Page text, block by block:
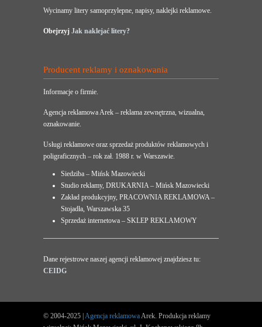
Wycinamy litery samoprzylepne, napisy, naklejki reklamowe.
Obejrzyj Jak naklejać litery?
Producent reklamy i oznakowania
Informacje o firmie.
Agencja reklamowa Arek – reklama zewnętrzna, wizualna,
oznakowanie.
Usługi reklamowe oraz sprzedaż produktów reklamowych i
poligraficznych – rok zał. 1988 r. w Warszawie.
Siedziba – Mińsk Mazowiecki
Studio reklamy, DRUKARNIA – Mińsk Mazowiecki
Zakład produkcyjny, PRACOWNIA REKLAMOWA –
Stojadła, Warszawska 35
Sprzedaż internetowa – SKLEP REKLAMOWY
Dane rejestrowe naszej agencji reklamowej znajdziesz tu:
CEIDG
© 2004-2025 | Agencja reklamowaArek. Produkcja reklamy